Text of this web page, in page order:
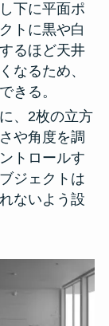
下に平面ポ
トに黒や白
るほど天井
なるため、
きる。
、2枚の立方
や角度を調
トロールす
ジェクトは
ないよう設